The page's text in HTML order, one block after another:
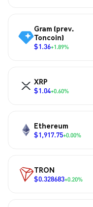
Gram (prev.
Toncoin)
$1.36+1.89%
XRP
$1.04+0.60%
Ethereum
$1,917.75+0.00%
TRON
$0.328683+0.20%